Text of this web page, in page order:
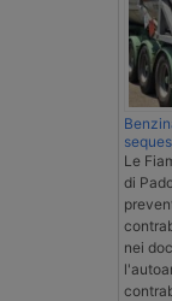
Le
di
nei